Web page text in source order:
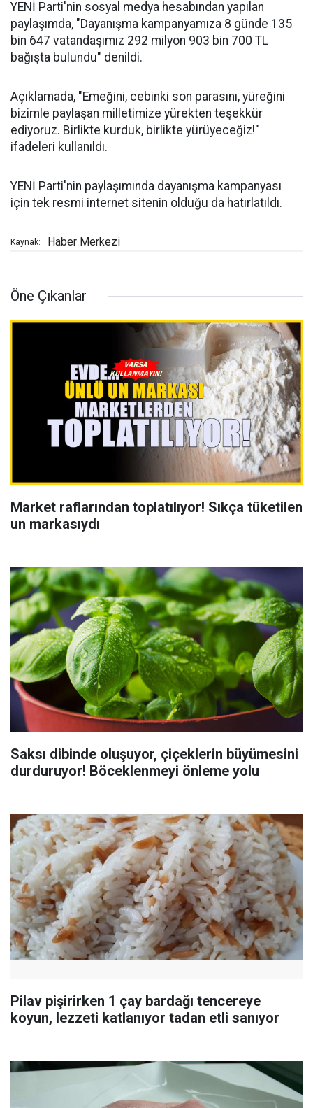
YENİ Parti'nin sosyal medya hesabından yapılan
paylaşımda, "Dayanışma kampanyamıza 8 günde 135
bin 647 vatandaşımız 292 milyon 903 bin 700 TL
bağışta bulundu" denildi.
Açıklamada, "Emeğini, cebinki son parasını, yüreğini
bizimle paylaşan milletimize yürekten teşekkür
ediyoruz. Birlikte kurduk, birlikte yürüyeceğiz!"
ifadeleri kullanıldı.
YENİ Parti'nin paylaşımında dayanışma kampanyası
için tek resmi internet sitenin olduğu da hatırlatıldı.
Kaynak: Haber Merkezi
Öne Çıkanlar
Market raflarından toplatılıyor! Sıkça tüketilen
un markasıydı
Saksı dibinde oluşuyor, çiçeklerin büyümesini
durduruyor! Böceklenmeyi önleme yolu
Pilav pişirirken 1 çay bardağı tencereye
koyun, lezzeti katlanıyor tadan etli sanıyor